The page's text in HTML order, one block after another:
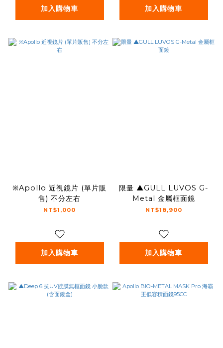
加入購物車 加入購物車
※Apollo 近視鏡片 (單片販
售) 不分左右
NT$1,000
加入購物車
限量 ▲GULL LUVOS G-
Metal 金屬框面鏡
NT$18,900
加入購物車